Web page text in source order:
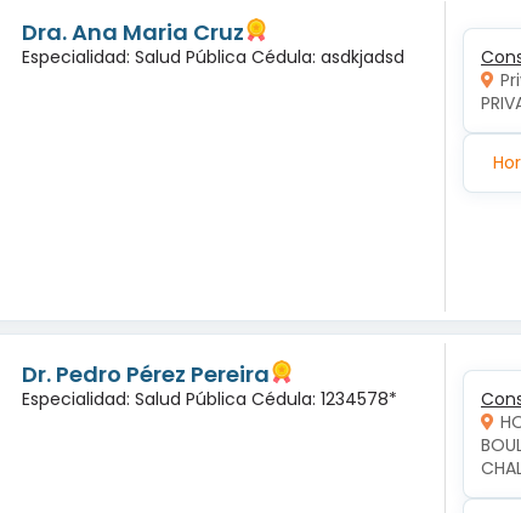
Dra. Ana Maria Cruz
Especialidad: Salud Pública Cédula: asdkjadsd
Dr. Pedro Pérez Pereira
Especialidad: Salud Pública Cédula: 1234578*